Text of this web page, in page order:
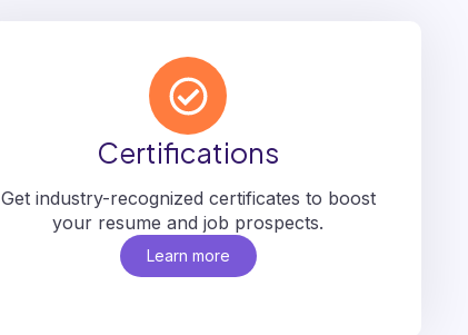
Certifications
Get industry-recognized certificates to boost
your resume and job prospects.
Learn more